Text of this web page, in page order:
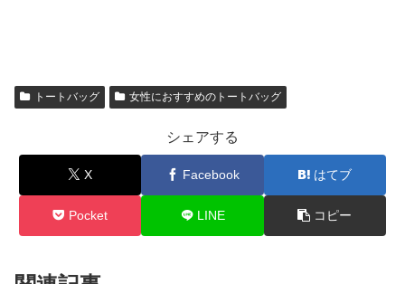
トートバッグ 女性におすすめのトートバッグ
シェアする
X Facebook はてブ
Pocket LINE コピー